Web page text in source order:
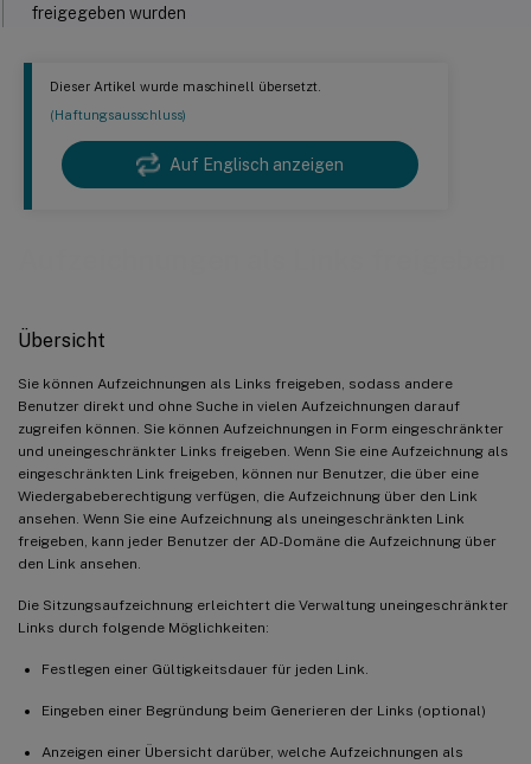
Dieser Artikel wurde maschinell übersetzt.
(Haftungsausschluss)
Auf Englisch anzeigen
Übersicht
Sie können Aufzeichnungen als Links freigeben, sodass andere
Benutzer direkt und ohne Suche in vielen Aufzeichnungen darauf
zugreifen können. Sie können Aufzeichnungen in Form eingeschränkter
und uneingeschränkter Links freigeben. Wenn Sie eine Aufzeichnung als
eingeschränkten Link freigeben, können nur Benutzer, die über eine
Wiedergabeberechtigung verfügen, die Aufzeichnung über den Link
ansehen. Wenn Sie eine Aufzeichnung als uneingeschränkten Link
freigeben, kann jeder Benutzer der AD-Domäne die Aufzeichnung über
den Link ansehen.
Die Sitzungsaufzeichnung erleichtert die Verwaltung uneingeschränkter
Links durch folgende Möglichkeiten:
Festlegen einer Gültigkeitsdauer für jeden Link.
Eingeben einer Begründung beim Generieren der Links (optional)
Anzeigen einer Übersicht darüber, welche Aufzeichnungen als
freigegeben wurden